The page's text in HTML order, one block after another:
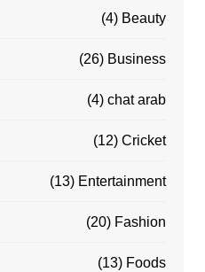
Beauty
(4)
Business
(26)
chat arab
(4)
Cricket
(12)
Entertainment
(13)
Fashion
(20)
Foods
(13)